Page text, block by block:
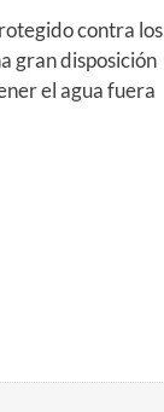
contra los
gran disposición
el agua fuera